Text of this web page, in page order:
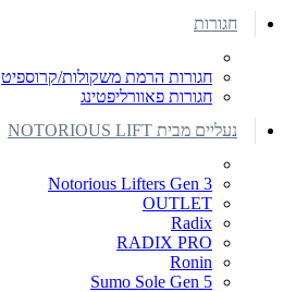
חגורות
חגורות הרמת משקולות/קרוספיט
חגורות פאוורליפטינג
נעליים מבית NOTORIOUS LIFT
Notorious Lifters Gen 3
OUTLET
Radix
RADIX PRO
Ronin
Sumo Sole Gen 5